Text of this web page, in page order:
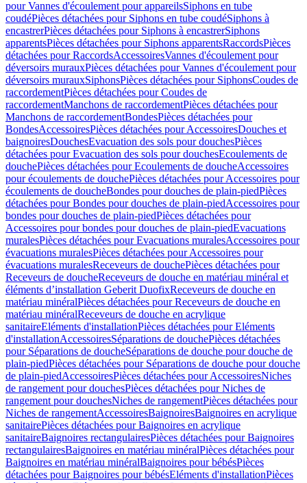
pour Vannes d'écoulement pour appareilsSiphons en tube
coudéPièces détachées pour Siphons en tube coudéSiphons à
encastrerPièces détachées pour Siphons à encastrerSiphons
apparentsPièces détachées pour Siphons apparentsRaccordsPièces
détachées pour RaccordsAccessoiresVannes d'écoulement pour
déversoirs murauxPièces détachées pour Vannes d'écoulement pour
déversoirs murauxSiphonsPièces détachées pour SiphonsCoudes de
raccordementPièces détachées pour Coudes de
raccordementManchons de raccordementPièces détachées pour
Manchons de raccordementBondesPièces détachées pour
BondesAccessoiresPièces détachées pour AccessoiresDouches et
baignoiresDouchesEvacuation des sols pour douchesPièces
détachées pour Evacuation des sols pour douchesEcoulements de
douchePièces détachées pour Ecoulements de doucheAccessoires
pour écoulements de douchePièces détachées pour Accessoires pour
écoulements de doucheBondes pour douches de plain-piedPièces
détachées pour Bondes pour douches de plain-piedAccessoires pour
bondes pour douches de plain-piedPièces détachées pour
Accessoires pour bondes pour douches de plain-piedEvacuations
muralesPièces détachées pour Evacuations muralesAccessoires pour
évacuations muralesPièces détachées pour Accessoires pour
évacuations muralesReceveurs de douchePièces détachées pour
Receveurs de doucheReceveurs de douche en matériau minéral et
éléments d’installation Geberit DuofixReceveurs de douche en
matériau minéralPièces détachées pour Receveurs de douche en
matériau minéralReceveurs de douche en acrylique
sanitaireEléments d'installationPièces détachées pour Eléments
d'installationAccessoiresSéparations de douchePièces détachées
pour Séparations de doucheSéparations de douche pour douche de
plain-piedPièces détachées pour Séparations de douche pour douche
de plain-piedAccessoiresPièces détachées pour AccessoiresNiches
de rangement pour douchesPièces détachées pour Niches de
rangement pour douchesNiches de rangementPièces détachées pour
Niches de rangementAccessoiresBaignoiresBaignoires en acrylique
sanitairePièces détachées pour Baignoires en acrylique
sanitaireBaignoires rectangulairesPièces détachées pour Baignoires
rectangulairesBaignoires en matériau minéralPièces détachées pour
Baignoires en matériau minéralBaignoires pour bébésPièces
détachées pour Baignoires pour bébésEléments d'installationPièces